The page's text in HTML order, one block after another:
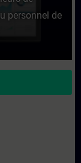
personnel de